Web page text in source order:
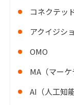
コネクテッ
アクイジシ
OMO
MA（マーケ
AI（人工知能